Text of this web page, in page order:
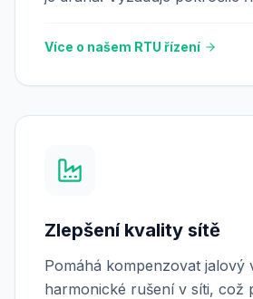
Více o našem RTU řízení
Zlepšení kvality sítě
Pomáhá kompenzovat jalový
harmonické rušení v síti, což